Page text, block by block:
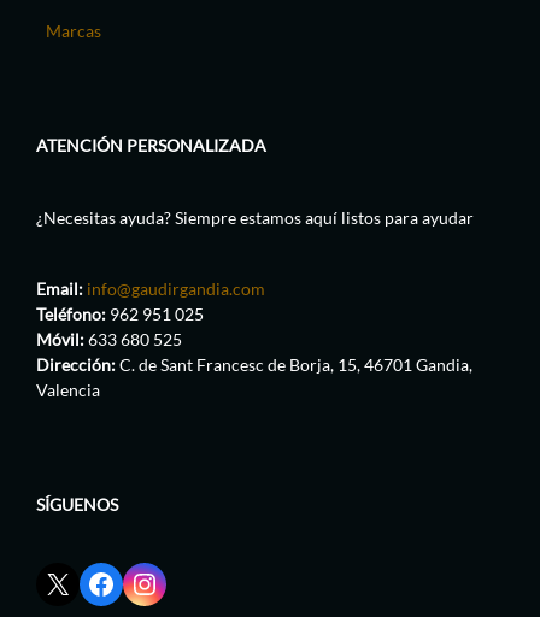
Marcas
ATENCIÓN PERSONALIZADA
¿Necesitas ayuda? Siempre estamos aquí listos para ayudar
Email: info@gaudirgandia.com
Teléfono: 962 951 025
Móvil:633 680 525
Dirección:C. de Sant Francesc de Borja, 15, 46701 Gandia,
Valencia
SÍGUENOS
Enlace
red
Enlace
de
Enlace